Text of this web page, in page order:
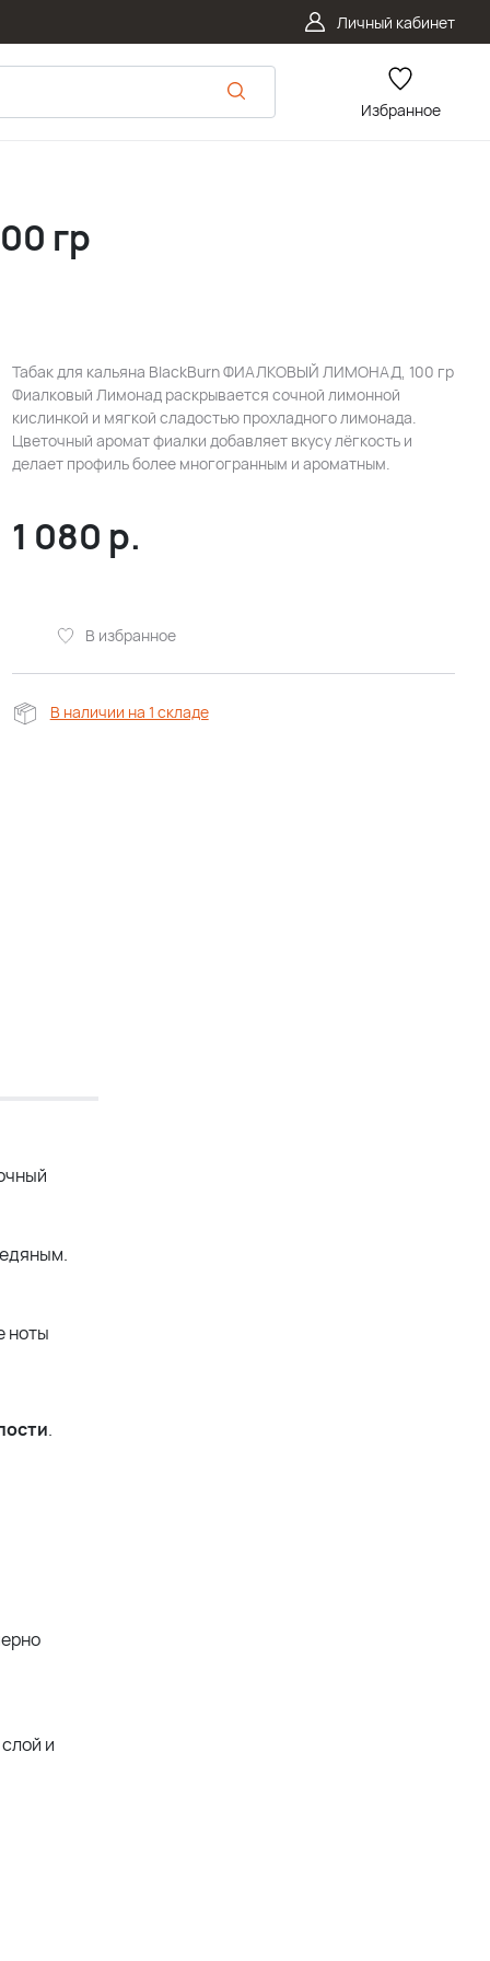
Личный кабинет
Избранное
гр
Табак для кальяна BlackBurn ФИАЛКОВЫЙ ЛИМОНАД, 100 гр
Фиалковый Лимонад раскрывается сочной лимонной
кислинкой и мягкой сладостью прохладного лимонада.
Цветочный аромат фиалки добавляет вкусу лёгкость и
делает профиль более многогранным и ароматным.
1 080 р.
В избранное
В наличии на 1 складе
ноты
.
и